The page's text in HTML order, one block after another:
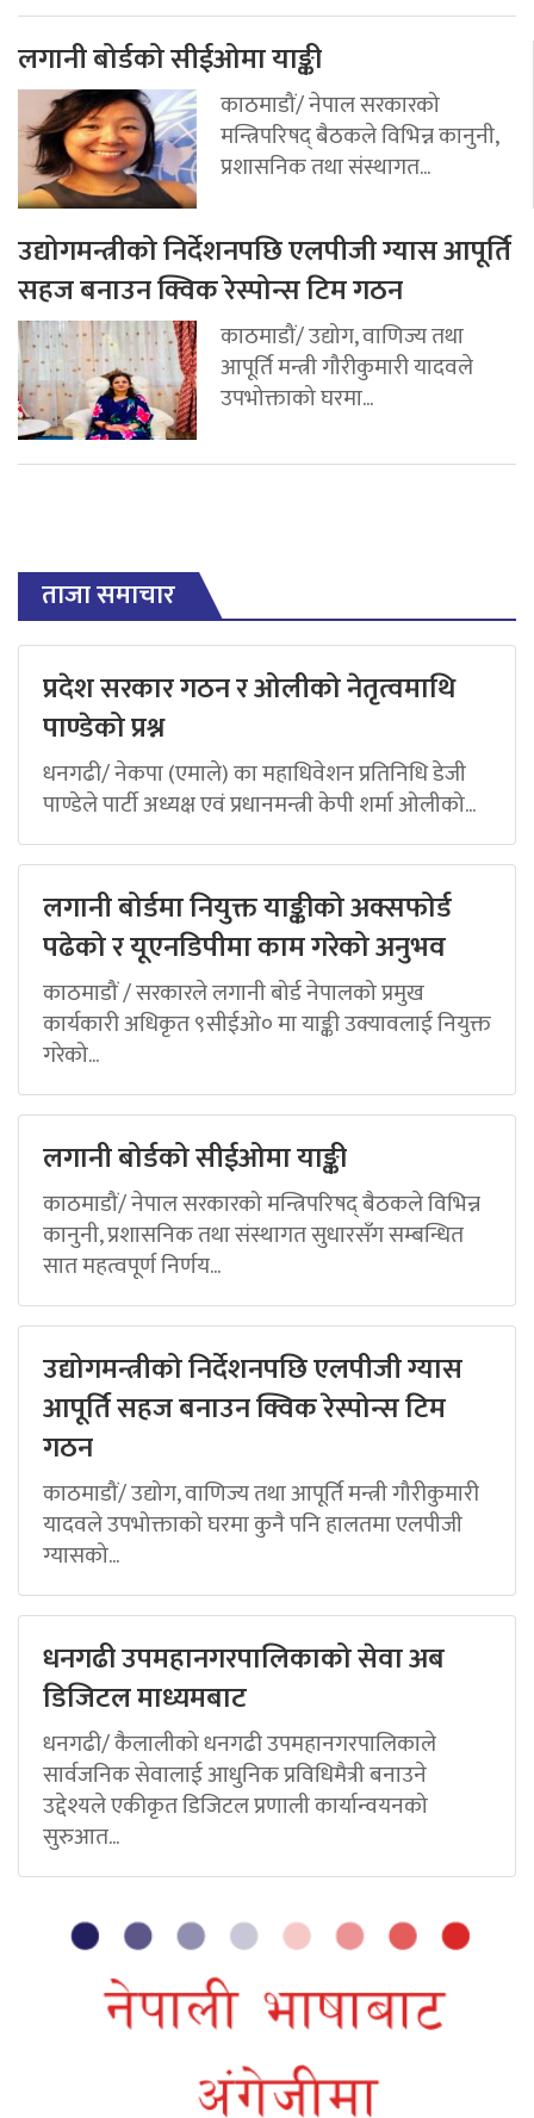
लगानी बोर्डको सीईओमा याङ्की
काठमाडौं/ नेपाल सरकारको
मन्त्रिपरिषद् बैठकले विभिन्न कानुनी,
प्रशासनिक तथा संस्थागत...
उद्योगमन्त्रीको निर्देशनपछि एलपीजी ग्यास आपूर्ति
सहज बनाउन क्विक रेस्पोन्स टिम गठन
काठमाडौं/ उद्योग, वाणिज्य तथा
आपूर्ति मन्त्री गौरीकुमारी यादवले
उपभोक्ताको घरमा...
ताजा समाचार
प्रदेश सरकार गठन र ओलीको नेतृत्वमाथि
पाण्डेको प्रश्न
धनगढी/ नेकपा (एमाले) का महाधिवेशन प्रतिनिधि डेजी
पाण्डेले पार्टी अध्यक्ष एवं प्रधानमन्त्री केपी शर्मा ओलीको...
लगानी बोर्डमा नियुक्त याङ्कीको अक्सफोर्ड
पढेको र यूएनडिपीमा काम गरेको अनुभव
काठमाडौं / सरकारले लगानी बोर्ड नेपालको प्रमुख
कार्यकारी अधिकृत ९सीईओ० मा याङ्की उक्यावलाई नियुक्त
गरेको...
लगानी बोर्डको सीईओमा याङ्की
काठमाडौं/ नेपाल सरकारको मन्त्रिपरिषद् बैठकले विभिन्न
कानुनी, प्रशासनिक तथा संस्थागत सुधारसँग सम्बन्धित
सात महत्वपूर्ण निर्णय...
उद्योगमन्त्रीको निर्देशनपछि एलपीजी ग्यास
आपूर्ति सहज बनाउन क्विक रेस्पोन्स टिम
गठन
काठमाडौं/ उद्योग, वाणिज्य तथा आपूर्ति मन्त्री गौरीकुमारी
यादवले उपभोक्ताको घरमा कुनै पनि हालतमा एलपीजी
ग्यासको...
धनगढी उपमहानगरपालिकाको सेवा अब
डिजिटल माध्यमबाट
धनगढी/ कैलालीको धनगढी उपमहानगरपालिकाले
सार्वजनिक सेवालाई आधुनिक प्रविधिमैत्री बनाउने
उद्देश्यले एकीकृत डिजिटल प्रणाली कार्यान्वयनको
सुरुआत...